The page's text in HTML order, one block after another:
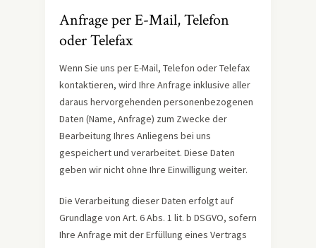
Anfrage per E-Mail, Telefon
oder Telefax
Wenn Sie uns per E-Mail, Telefon oder Telefax
kontaktieren, wird Ihre Anfrage inklusive aller
daraus hervorgehenden personenbezogenen
Daten (Name, Anfrage) zum Zwecke der
Bearbeitung Ihres Anliegens bei uns
gespeichert und verarbeitet. Diese Daten
geben wir nicht ohne Ihre Einwilligung weiter.
Die Verarbeitung dieser Daten erfolgt auf
Grundlage von Art. 6 Abs. 1 lit. b DSGVO, sofern
Ihre Anfrage mit der Erfüllung eines Vertrags